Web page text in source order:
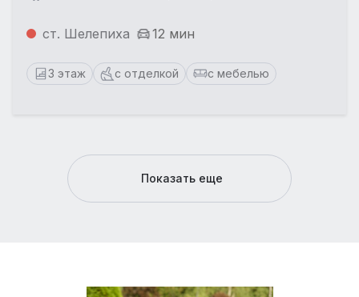
ст. Шелепиха 12 мин
3 этаж с отделкой с мебелью
Показать еще